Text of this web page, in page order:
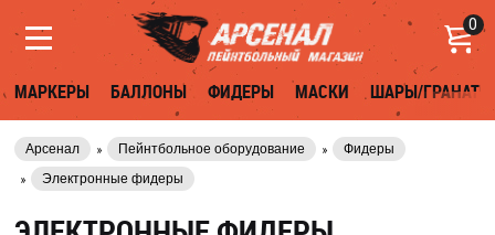
0
МАРКЕРЫ БАЛЛОНЫ ФИДЕРЫ МАСКИ ШАРЫ/ГРАНАТЫ
Арсенал Пейнтбольное оборудование
Фидеры
Электронные фидеры